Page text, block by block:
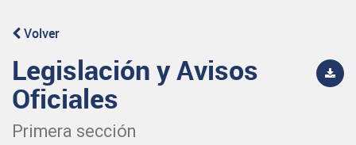
Volver
Legislación y Avisos
Oficiales
Primera sección